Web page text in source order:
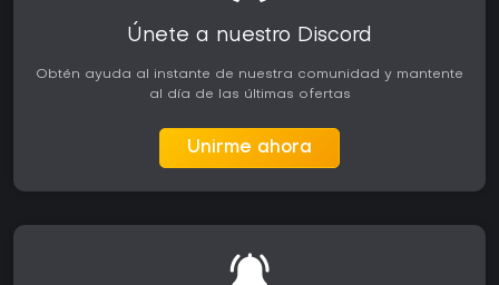
Únete a nuestro Discord
Obtén ayuda al instante de nuestra comunidad y mantente
al día de las últimas ofertas
Unirme ahora